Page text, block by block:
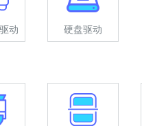
动 硬盘驱动